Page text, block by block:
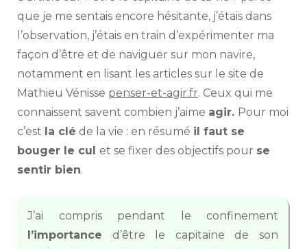
que je me sentais encore hésitante, j’étais dans
l’observation, j’étais en train d’expérimenter ma
façon d’être et de naviguer sur mon navire,
notamment en lisant les articles sur le site de
Mathieu Vénisse penser-et-agir.fr. Ceux qui me
connaissent savent combien j’aime agir. Pour moi
c’est la clé de la vie : en résumé il faut se
bouger le cul et se fixer des objectifs pour se
sentir bien.
J’ai compris pendant le confinement
l’importance d’être le capitaine de son